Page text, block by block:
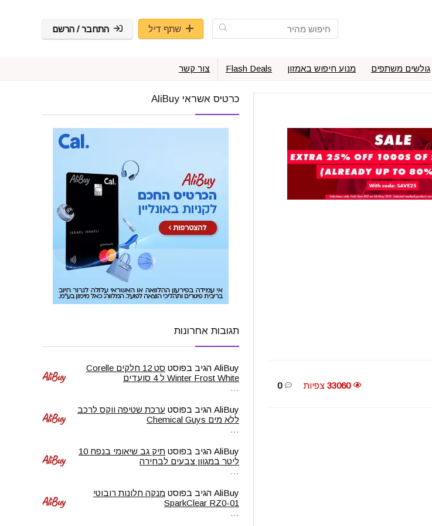
שתף דיל התחבר / הרשם
גולשים משתפים מנוע חיפוש באמזון Flash Deals צור קשר
33060 צפיות 0
כרטיס אשראי AliBuy
תגובות אחרונות
AliBuy הגיב בפוסט
סט 12 חלקים Corelle
Winter Frost White ל 4 סועדים
…
AliBuy הגיב בפוסט ערכת שטיפה ווקס לרכב
ללא מים Chemical Guys
…
AliBuy הגיב בפוסט
תיק גב שיאומי בנפח 10
ליטר במגוון צבעים לבחירה
…
AliBuy הגיב בפוסט מנקה חלונות רובוטי
SparkClear RZ0-01
…